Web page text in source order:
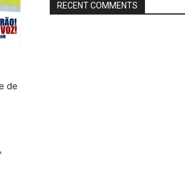
de
RECENT COMMENTS